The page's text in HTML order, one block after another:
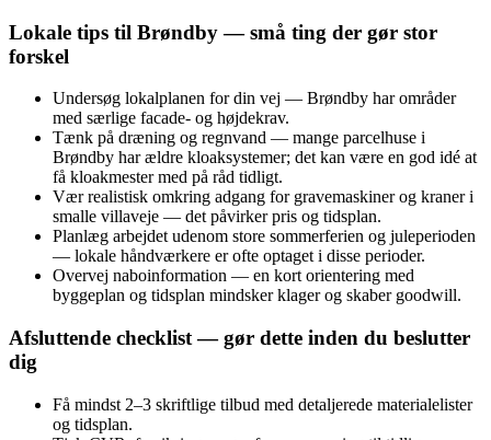
Lokale tips til Brøndby — små ting der gør stor
forskel
Undersøg lokalplanen for din vej — Brøndby har områder
med særlige facade- og højdekrav.
Tænk på dræning og regnvand — mange parcelhuse i
Brøndby har ældre kloaksystemer; det kan være en god idé at
få kloakmester med på råd tidligt.
Vær realistisk omkring adgang for gravemaskiner og kraner i
smalle villaveje — det påvirker pris og tidsplan.
Planlæg arbejdet udenom store sommerferien og juleperioden
— lokale håndværkere er ofte optaget i disse perioder.
Overvej naboinformation — en kort orientering med
byggeplan og tidsplan mindsker klager og skaber goodwill.
Afsluttende checklist — gør dette inden du beslutter
dig
Få mindst 2–3 skriftlige tilbud med detaljerede materialelister
og tidsplan.